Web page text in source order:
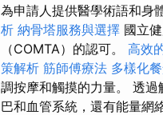
為申請人提供醫學術語和身
析 納骨塔服務與選擇 國立
（COMTA）的認可。 高效
策解析 筋師傅療法 多樣化
調按摩和觸摸的力量。 透
巴和血管系統，還有能量網